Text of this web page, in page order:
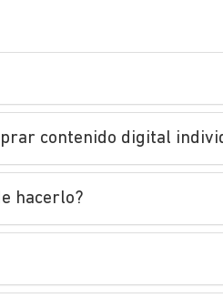
contenido digital
hacerlo?